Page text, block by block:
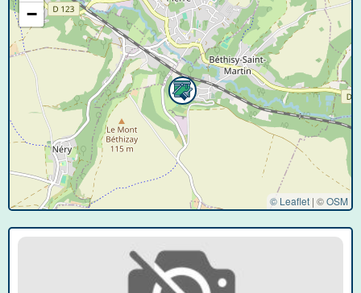
−
© Leaflet | ©OSM